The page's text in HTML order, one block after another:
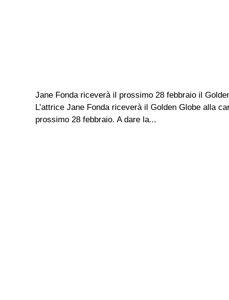
Jane Fonda riceverà il prossimo 28 febbraio il
L’attrice Jane Fonda riceverà il Golden Globe alla
prossimo 28 febbraio. A dare la...